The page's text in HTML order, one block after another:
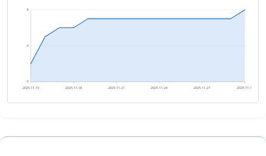
0
4
8
2025-11-15 2025-11-18 2025-11-21 2025-11-24 2025-11-27 2025-11-30